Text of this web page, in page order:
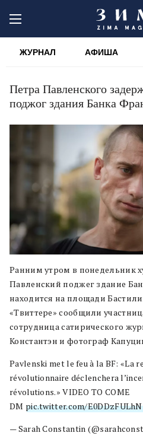
ЖУРНАЛ АФИША
Петра Павленского
поджог здания Банка
Ранним утром в понедельник
Павленский поджег здание
находится на площади
«Твиттере» сообщили
сотрудница сатирического
Константэн и фотограф
Pavlenski met le feu à la BF: «La
révolutionnaire déclenchera
révolutions.» VIDEO TO COME
DM pic.twitter.com/E0DDzFULhN
— Sarah Constantin